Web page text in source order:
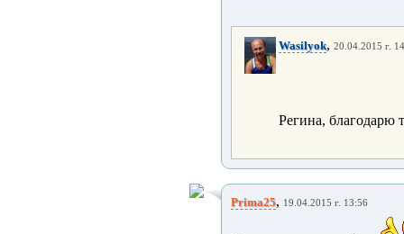
Wasilyok, 20.04.2015 г.
Регина, благодарю
Prima25, 19.04.2015 г. 13:56